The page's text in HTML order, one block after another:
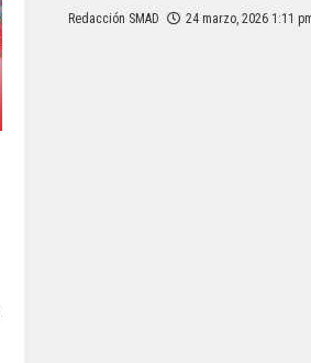
Redacción SMAD 24 marzo, 2026 1:11